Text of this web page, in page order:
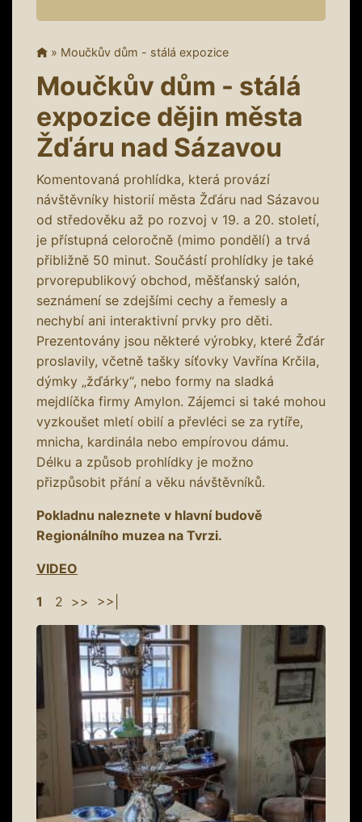
» Moučkův dům - stálá expozice
Moučkův dům - stálá
expozice dějin města
Žďáru nad Sázavou
Komentovaná prohlídka, která provází
návštěvníky historií města Žďáru nad Sázavou
od středověku až po rozvoj v 19. a 20. století,
je přístupná celoročně (mimo pondělí) a trvá
přibližně 50 minut. Součástí prohlídky je také
prvorepublikový obchod, měšťanský salón,
seznámení se zdejšími cechy a řemesly a
nechybí ani interaktivní prvky pro děti.
Prezentovány jsou některé výrobky, které Žďár
proslavily, včetně tašky síťovky Vavřína Krčila,
dýmky „žďárky“, nebo formy na sladká
mejdlíčka firmy Amylon. Zájemci si také mohou
vyzkoušet mletí obilí a převléci se za rytíře,
mnicha, kardinála nebo empírovou dámu.
Délku a způsob prohlídky je možno
přizpůsobit přání a věku návštěvníků.
Pokladnu naleznete v hlavní budově
Regionálního muzea na Tvrzi.
VIDEO
1 2 >> >>|